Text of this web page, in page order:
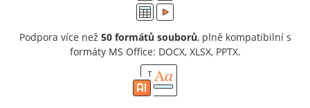
Podpora více než 50 formátů souborů, plně kompatibilní s
formáty MS Office: DOCX, XLSX, PPTX.